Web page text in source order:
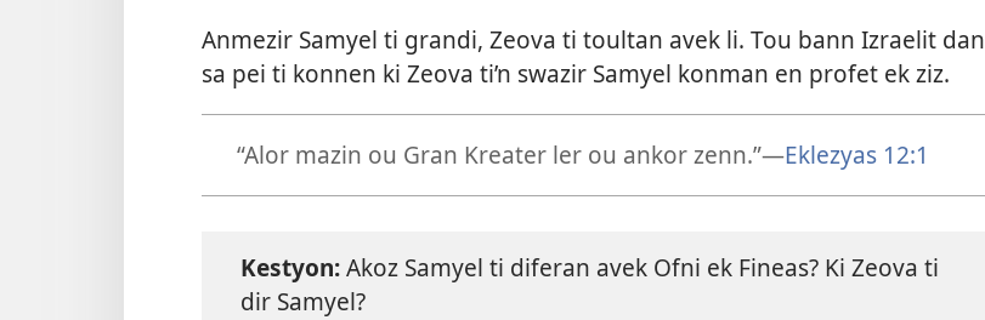
Anmezir Samyel ti grandi, Zeova ti toultan avek li. Tou bann Izraelit dan
sa pei ti konnen ki Zeova ti’n swazir Samyel konman en profet ek ziz.
“Alor mazin ou Gran Kreater ler ou ankor zenn.”​—⁠Eklezyas 12:1
Kestyon:Akoz Samyel ti diferan avek Ofni ek Fineas? Ki Zeova ti
dir Samyel?